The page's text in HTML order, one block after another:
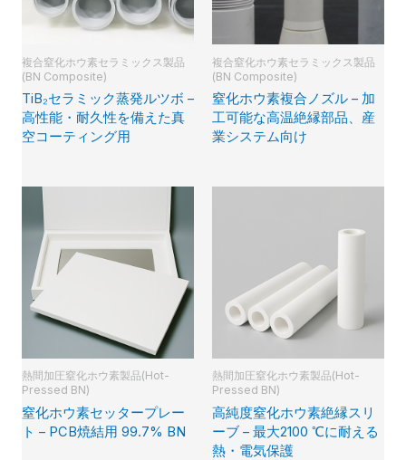
複合窒化ホウ素セラミックス製品
(BN Composite)
TiB₂セラミック蒸発ルツボ –
高性能・耐久性を備えた真
空コーティング用
複合窒化ホウ素セラミックス製品
(BN Composite)
窒化ホウ素複合ノズル – 加
工可能な高温絶縁部品、産
業システム向け
熱間加圧窒化ホウ素製品(Hot-
Pressed BN)
窒化ホウ素セッタープレー
ト – PCB焼結用 99.7% BN
熱間加圧窒化ホウ素製品(Hot-
Pressed BN)
高純度窒化ホウ素絶縁スリ
ーブ – 最大2100 ℃に耐える
熱・電気保護